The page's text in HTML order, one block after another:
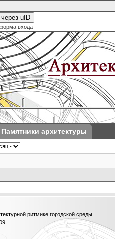
через uID
входа
Памятники архитектуры
ритмике городской среды